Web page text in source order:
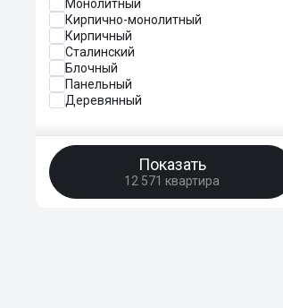
Монолитный
Кирпично-монолитный
Кирпичный
Сталинский
Блочный
Панельный
Деревянный
Показать
12 571 квартира